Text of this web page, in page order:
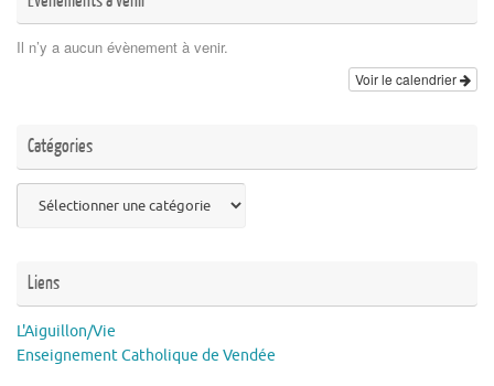
Il n’y a aucun évènement à venir.
Voir le calendrier
Catégories
Liens
L'Aiguillon/Vie
Enseignement Catholique de Vendée